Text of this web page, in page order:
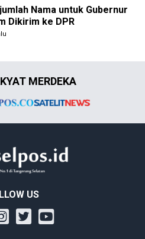
Nama untuk Gubernur
Dikirim ke DPR
MERDEKA
US